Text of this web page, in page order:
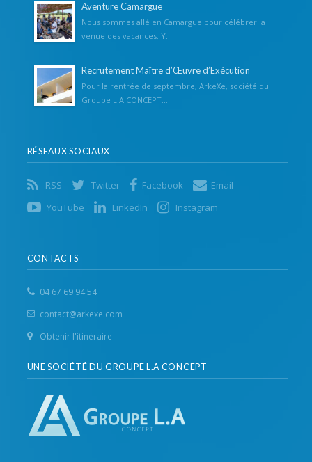
Aventure Camargue
Nous sommes allé en Camargue pour célébrer la
venue des vacances. Y...
Recrutement Maître d’Œuvre d’Exécution
Pour la rentrée de septembre, ArkeXe, société du
Groupe L.A CONCEPT...
RÉSEAUX SOCIAUX
RSS Twitter Facebook
Email
YouTube
LinkedIn Instagram
CONTACTS
04 67 69 94 54
contact@arkexe.com
Obtenir l'itinéraire
UNE SOCIÉTÉ DU GROUPE L.A CONCEPT